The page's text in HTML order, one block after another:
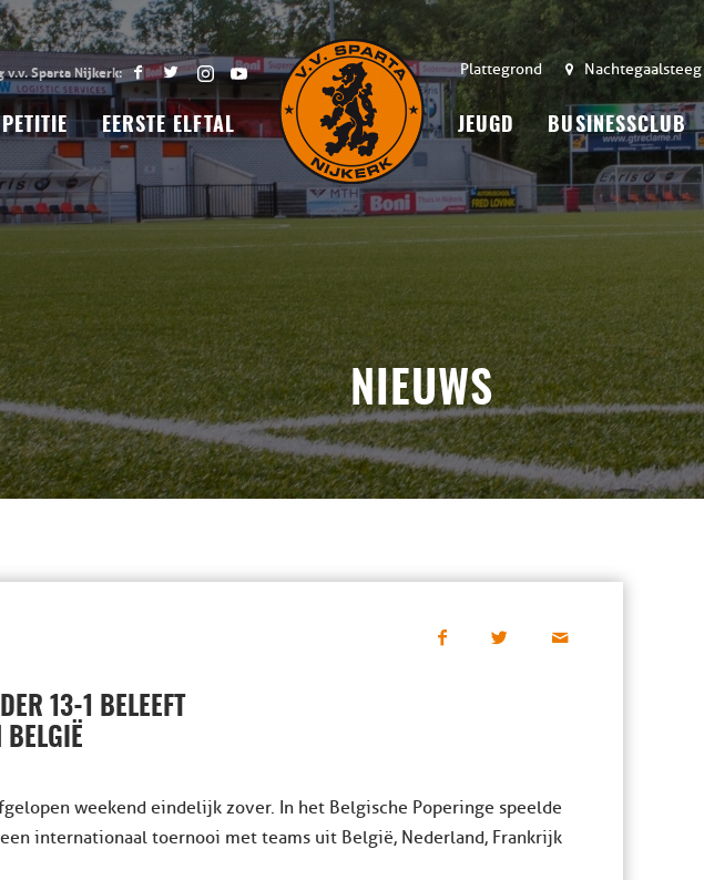
Plattegrond
EERSTE ELFTAL JEUGD BUSINESSCLUB
NIEUWS
13-1 BELEEFT
BELGIË
weekend eindelijk zover. In het Belgische Poperinge speelde
internationaal toernooi met teams uit België, Nederland, Frankrijk